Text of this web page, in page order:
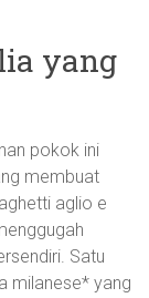
yang
pokok ini
membuat
aglio e
Satu
milanese* yang